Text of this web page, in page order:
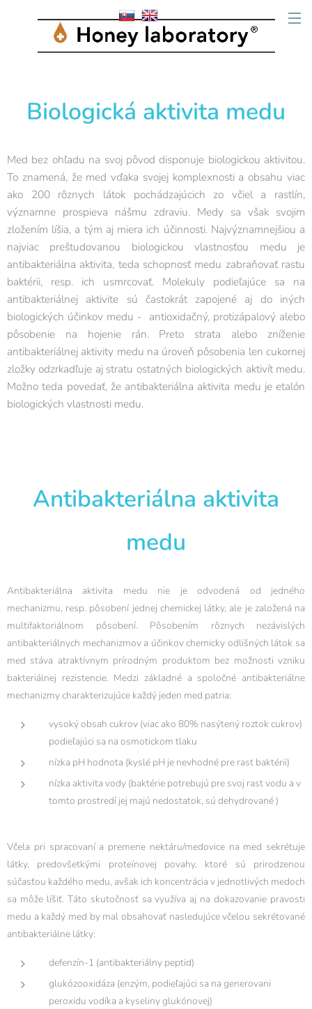
Biologická aktivita medu
Med bez ohľadu na svoj pôvod disponuje biologickou aktivitou.
To znamená, že med vďaka svojej komplexnosti a obsahu viac
ako 200 rôznych látok pochádzajúcich zo včiel a rastlín,
významne prospieva nášmu zdraviu. Medy sa však svojim
zložením líšia, a tým aj miera ich účinnosti. Najvýznamnejšiou a
najviac preštudovanou biologickou vlastnosťou medu je
antibakteriálna aktivita, teda schopnosť medu zabraňovať rastu
baktérii, resp. ich usmrcovať. Molekuly podieľajúce sa na
antibakteriálnej aktivite sú častokrát zapojené aj do iných
biologických účinkov medu - antioxidačný, protizápalový alebo
pôsobenie na hojenie rán. Preto strata alebo zníženie
antibakteriálnej aktivity medu na úroveň pôsobenia len cukornej
zložky odzrkadľuje aj stratu ostatných biologických aktivít medu.
Možno teda povedať, že antibakteriálna aktivita medu je etalón
biologických vlastnosti medu.
Antibakteriálna aktivita
medu
Antibakteriálna aktivita medu nie je odvodená od jedného
mechanizmu, resp. pôsobení jednej chemickej látky, ale je založená na
multifaktoriálnom pôsobení. Pôsobením rôznych nezávislých
antibakteriálnych mechanizmov a účinkov chemicky odlišných látok sa
med stáva atraktívnym prírodným produktom bez možnosti vzniku
bakteriálnej rezistencie. Medzi základné a spoločné antibakteriálne
mechanizmy charakterizujúce každý jeden med patria:
vysoký obsah cukrov (viac ako 80% nasýtený roztok cukrov)
podieľajúci sa na osmotickom tlaku
nízka pH hodnota (kyslé pH je nevhodné pre rast baktérii)
nízka aktivita vody (baktérie potrebujú pre svoj rast vodu a v
tomto prostredí jej majú nedostatok, sú dehydrované )
Včela pri spracovaní a premene nektáru/medovice na med sekrétuje
látky, predovšetkými proteínovej povahy, ktoré sú prirodzenou
súčasťou každého medu, avšak ich koncentrácia v jednotlivých medoch
sa môže líšiť. Táto skutočnosť sa využíva aj na dokazovanie pravosti
medu a každý med by mal obsahovať nasledujúce včelou sekrétované
antibakteriálne látky:
defenzín-1 (antibakteriálny peptid)
glukózooxidáza (enzým, podieľajúci sa na generovani
peroxidu vodíka a kyseliny glukónovej)